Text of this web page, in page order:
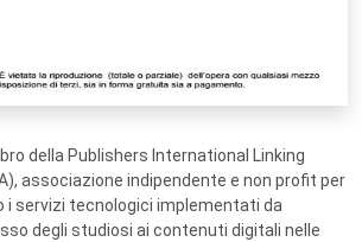
della Publishers International Linking
associazione indipendente e non profit per
servizi tecnologici implementati da
degli studiosi ai contenuti digitali nelle